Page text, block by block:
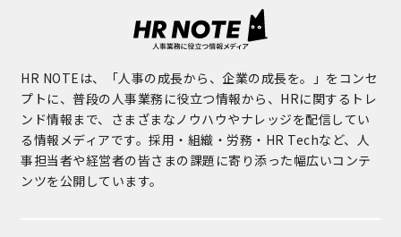
HR NOTEは、「人事の成長から、企業の成長を。」をコンセ
プトに、普段の人事業務に役立つ情報から、HRに関するトレ
ンド情報まで、さまざまなノウハウやナレッジを配信してい
る情報メディアです。採用・組織・労務・HR Techなど、人
事担当者や経営者の皆さまの課題に寄り添った幅広いコンテ
ンツを公開しています。